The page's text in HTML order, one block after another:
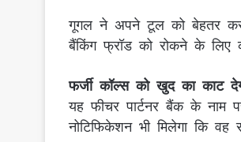
गूगल ने अपने टूल को बेहतर
बैंकिंग फ्रॉड को रोकने के
फर्जी कॉल्स को खुद का काट
यह फीचर पार्टनर बैंक के
नोटिफिकेशन भी मिलेगा कि